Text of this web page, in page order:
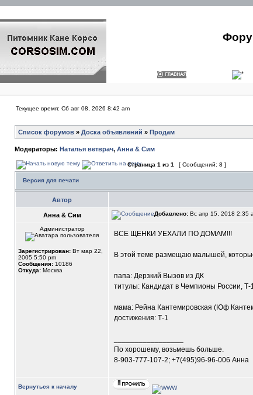
Текущее время: Сб авг 08, 2026 8:42 am
Список форумов » Доска объявлений » Продам
Модераторы: Наталья ветврач, Анна & Сим
Страница 1 из 1 [ Сообщений: 8 ]
Версия для печати
Автор
Анна & Сим Добавлено: Вс апр 15, 2018 2:35
Администратор
Зарегистрирован: Вт мар 22,
2005 5:50 pm
Сообщения: 10186
Откуда: Москва
ВСЕ ЩЕНКИ УЕХАЛИ ПО ДОМАМ!!!
В этой теме размещаю малышей,
папа: Дерзкий Вызов из ДК
титулы: Кандидат в Чемпионы России, Т-
мама: Рейна Кантемировская (Юф
достижения: Т-1
По хорошему, возьмешь больше.
8-903-777-107-2; +7(495)96-96-006 Анна
Вернуться к началу